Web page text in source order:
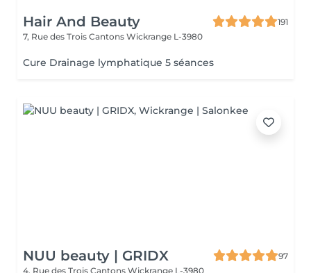
Hair And Beauty
191
7, Rue des Trois Cantons Wickrange L-3980
Cure Drainage lymphatique 5 séances
NUU beauty | GRIDX
97
4, Rue des Trois Cantons Wickrange L-3980